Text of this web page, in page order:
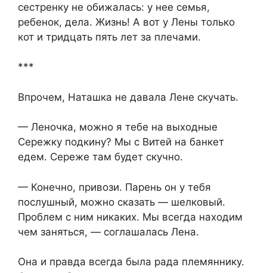
сестренку не обижалась: у нее семья,
ребенок, дела. Жизнь! А вот у Лены только
кот и тридцать пять лет за плечами.
***
Впрочем, Наташка не давала Лене скучать.
— Леночка, можно я тебе на выходные
Сережку подкину? Мы с Витей на банкет
едем. Сереже там будет скучно.
— Конечно, привози. Парень он у тебя
послушный, можно сказать — шелковый.
Проблем с ним никаких. Мы всегда находим
чем заняться, — соглашалась Лена.
Она и правда всегда была рада племяннику.